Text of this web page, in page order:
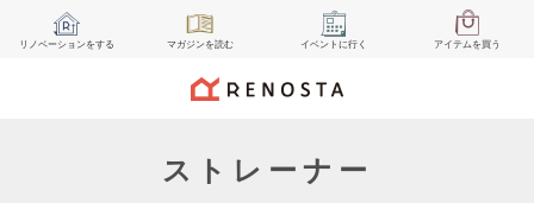
リノベーションをする マガジンを読む イベント に行く アイテムを買う
ストレーナー